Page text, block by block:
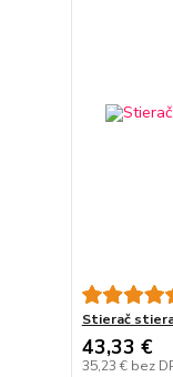
Stierač
43,33 €
35,23 € bez